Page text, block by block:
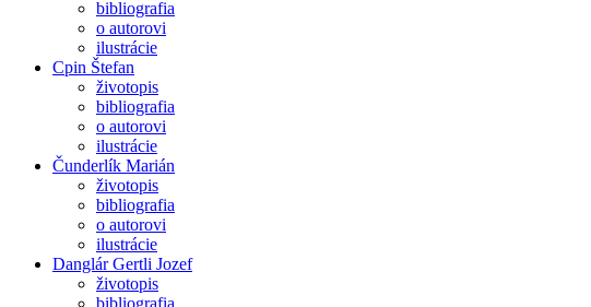
bibliografia
o autorovi
ilustrácie
Cpin Štefan
životopis
bibliografia
o autorovi
ilustrácie
Čunderlík Marián
životopis
bibliografia
o autorovi
ilustrácie
Danglár Gertli Jozef
životopis
bibliografia